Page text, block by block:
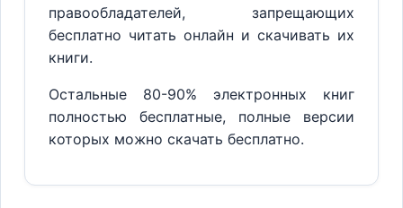
правообладателей, запрещающих
бесплатно читать онлайн и скачивать их
книги.
Остальные 80-90% электронных книг
полностью бесплатные, полные версии
которых можно скачать бесплатно.